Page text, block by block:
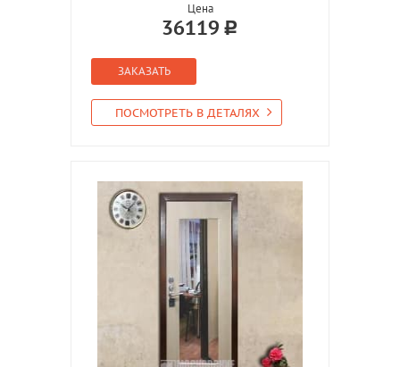
Цена
36119
ЗАКАЗАТЬ
ПОСМОТРЕТЬ В ДЕТАЛЯХ